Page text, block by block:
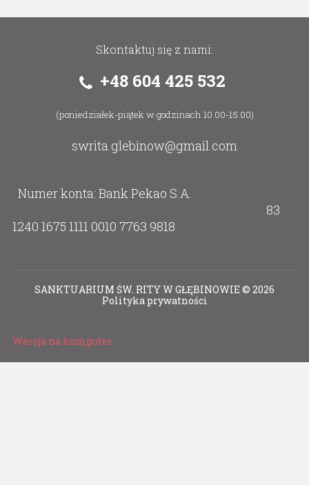
Skontaktuj się z nami:
+48 604 425 532
(poniedziałek-piątek w godzinach 10.00-15.00)
swrita.glebinow@gmail.com
Numer konta: Bank Pekao S.A.
83
1240 1675 1111 0010 7763 9818
SANKTUARIUM ŚW. RITY W GŁĘBINOWIE© 2026
Polityka prywatności
Wersja na komputer